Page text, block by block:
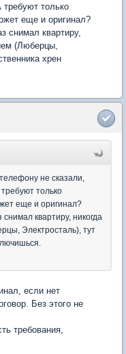
требуют только
еще и оригинал?
снимал квартиру,
(Люберцы,
хрен
не сказали,
только
еще и оригинал?
квартиру, никогда
Электросталь), тут
если нет
Без этого не
требования,